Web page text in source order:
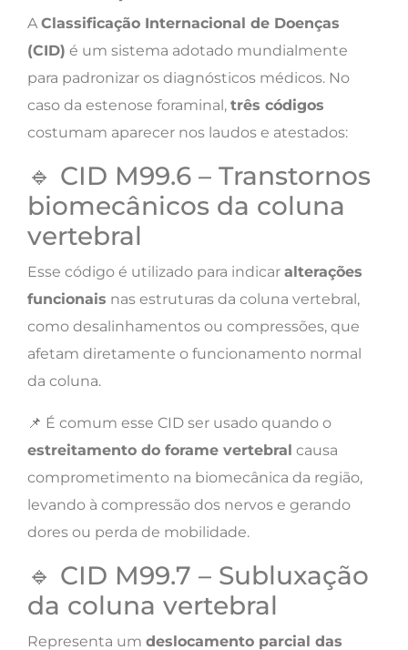
AClassificação Internacional de Doenças
(CID) é um sistema adotado mundialmente
para padronizar os diagnósticos médicos. No
caso da estenose foraminal, três códigos
costumam aparecer nos laudos e atestados:
🔹 CID M99.6 – Transtornos
biomecânicos da coluna
vertebral
Esse código é utilizado para indicar alterações
funcionais nas estruturas da coluna vertebral,
como desalinhamentos ou compressões, que
afetam diretamente o funcionamento normal
da coluna.
📌 É comum esse CID ser usado quando o
estreitamento do forame vertebral causa
comprometimento na biomecânica da região,
levando à compressão dos nervos e gerando
dores ou perda de mobilidade.
🔹 CID M99.7 – Subluxação
da coluna vertebral
Representa um deslocamento parcial das